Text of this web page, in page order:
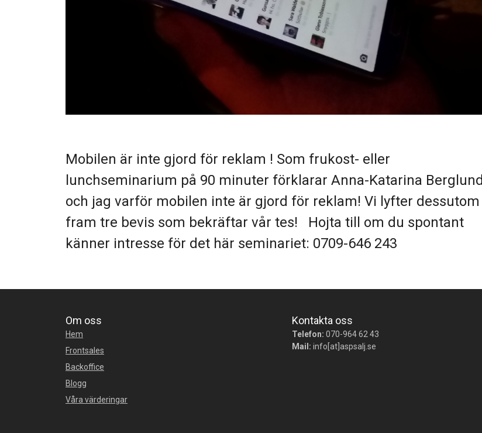
Mobilen är inte gjord för reklam ! Som frukost- eller
lunchseminarium på 90 minuter förklarar Anna-Katarina Berglund
och jag varför mobilen inte är gjord för reklam! Vi lyfter dessutom
fram tre bevis som bekräftar vår tes! Hojta till om du spontant
känner intresse för det här seminariet: 0709-646 243
Om oss
Hem
Frontsales
Backoffice
Blogg
Våra värderingar
Kontakta oss
Telefon: 070-964 62 43
Mail: info[at]aspsalj.se